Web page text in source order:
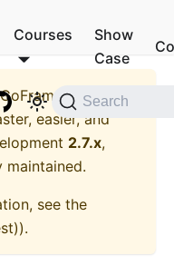
Courses
Show
Case
Search
GoFrame - A
easier, and
2.7.x,
maintained.
see the
).